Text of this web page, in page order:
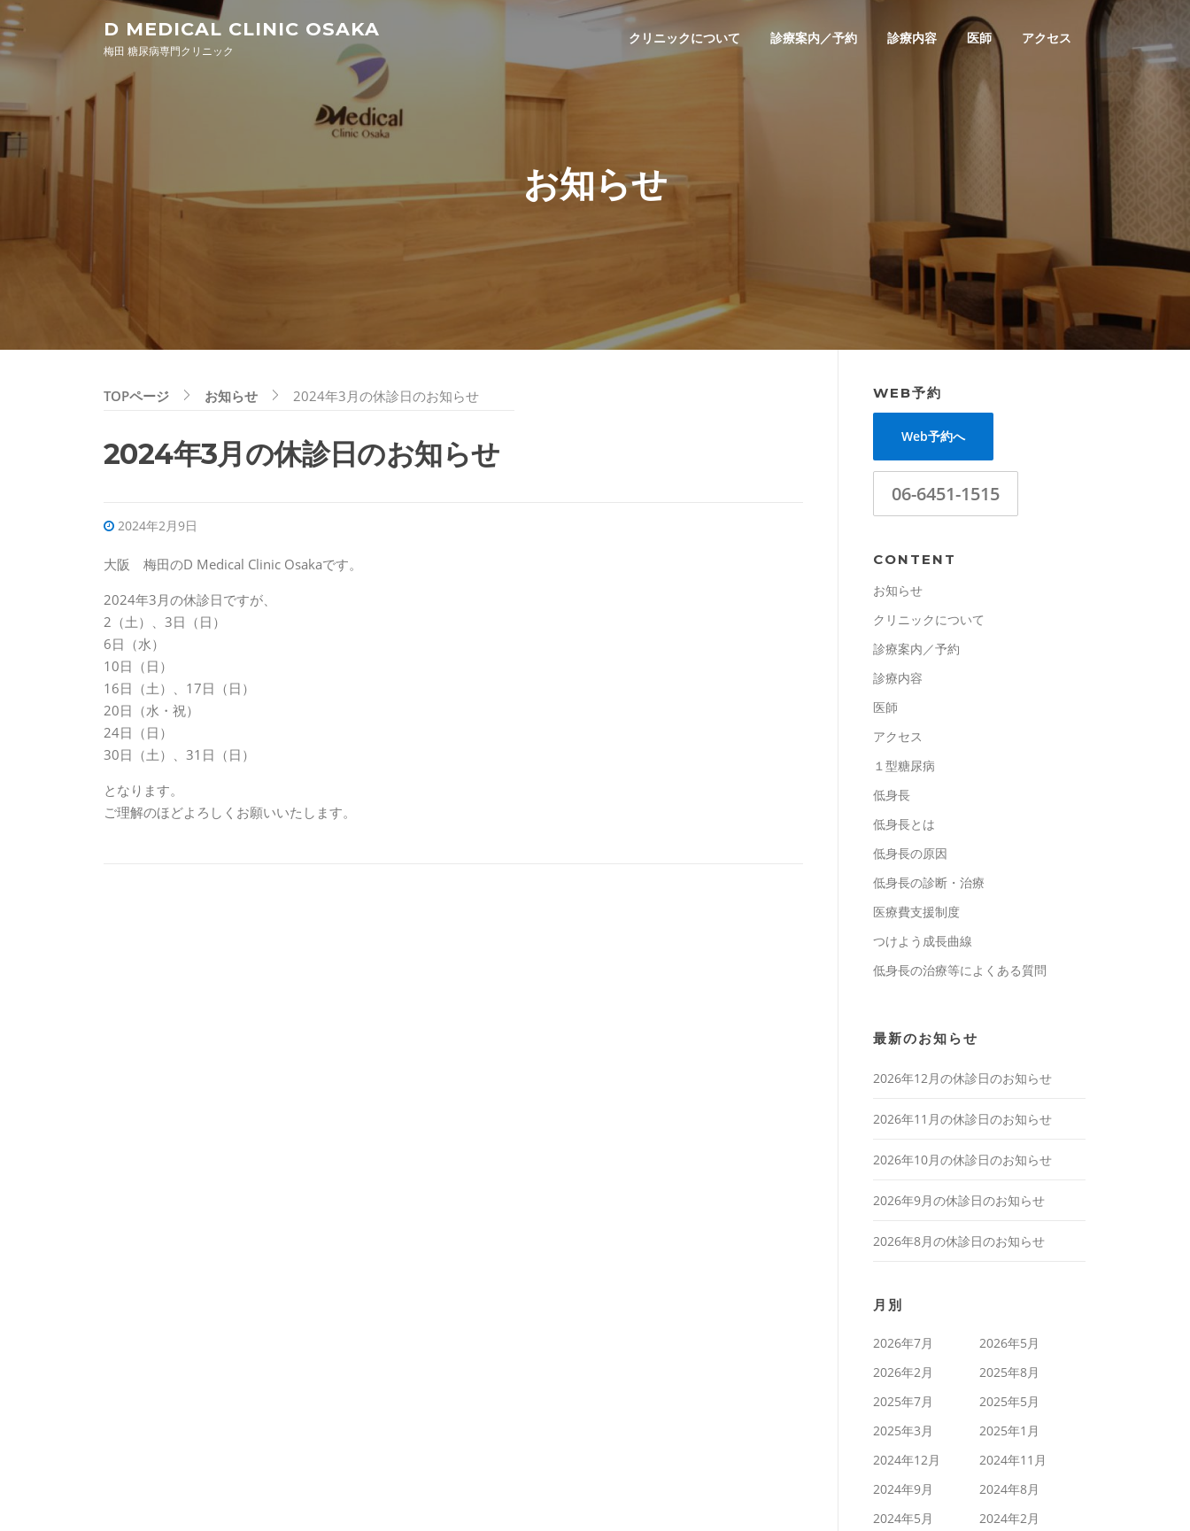
Skip to content
D MEDICAL CLINIC OSAKA
梅田 糖尿病専門クリニック
クリニックについて 診療案内／予約 診療内容 医師 アクセス
お知らせ
TOPページ お知らせ 2024年3月の休診日のお知らせ
2024年3月の休診日のお知らせ
2024年2月9日
大阪 梅田のD Medical Clinic Osakaです。
2024年3月の休診日ですが、
2（土）、3日（日）
6日（水）
10日（日）
16日（土）、17日（日）
20日（水・祝）
24日（日）
30日（土）、31日（日）
となります。
ご理解のほどよろしくお願いいたします。
WEB予約
Web予約へ
06-6451-1515
CONTENT
お知らせ
クリニックについて
診療案内／予約
診療内容
医師
アクセス
１型糖尿病
低身長
低身長とは
低身長の原因
低身長の診断・治療
医療費支援制度
つけよう成長曲線
低身長の治療等によくある質問
最新のお知らせ
2026年12月の休診日のお知らせ
2026年11月の休診日のお知らせ
2026年10月の休診日のお知らせ
2026年9月の休診日のお知らせ
2026年8月の休診日のお知らせ
月別
2026年7月
2026年5月
2026年2月
2025年8月
2025年7月
2025年5月
2025年3月
2025年1月
2024年12月
2024年11月
2024年9月
2024年8月
2024年5月
2024年2月